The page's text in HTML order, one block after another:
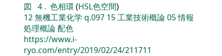
図 4 . 色相環 (HSL色空間)
12無機工業化学 q.097 15工業技術概論05情報
処理概論配色
https://www.i-
ryo.com/entry/2019/02/24/211711